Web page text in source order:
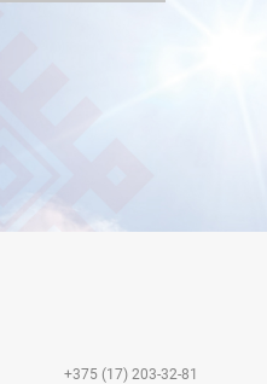
+375 (17) 203-32-81